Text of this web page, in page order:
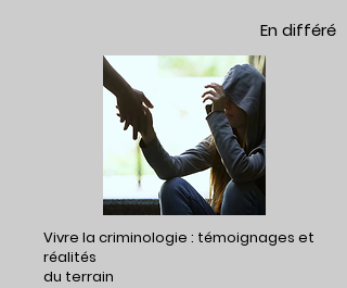
En différé
Vivre la criminologie : témoignages et
réalités
du terrain